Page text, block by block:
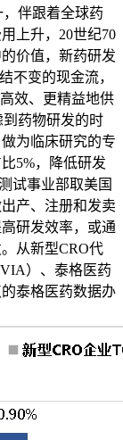
伴跟着全球药
上升，20世纪70
价值，新药研发
不变的现金流，
效、更精益地供
药物研发的时
为临床研究的专
5%，降低研发
试事业部取美国
产、注册和发卖
研发效率，或通
从新型CRO代
）、泰格医药
泰格医药数据办